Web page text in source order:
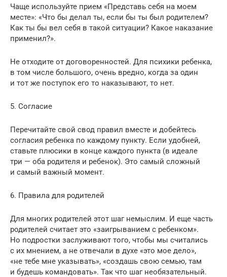
Чаще используйте прием «Представь себя на моем
месте»: «Что бы делал ты, если бы ты был родителем?
Как ты бы вел себя в такой ситуации? Какое наказание
применил?».
Не отходите от договоренностей. Для психики ребенка,
в том числе большого, очень вредно, когда за один
и тот же поступок его то наказывают, то нет.
5. Согласие
Перечитайте свой свод правил вместе и добейтесь
согласия ребенка по каждому пункту. Если удобней,
ставьте плюсики в конце каждого пункта (в идеале
три — оба родителя и ребенок). Это самый сложный
и самый важный момент.
6. Правила для родителей
Для многих родителей этот шаг немыслим. И еще часть
родителей считает это «заигрыванием с ребенком».
Но подростки заслуживают того, чтобы мы считались
с их мнением, а не отвечали в духе «это мое дело»,
«не тебе мне указывать», «создашь свою семью, там
и будешь командовать». Так что шаг необязательный.